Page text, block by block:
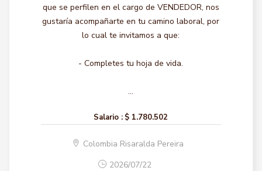
que se perfilen en el cargo de VENDEDOR, nos
gustaría acompañarte en tu camino laboral, por
lo cual te invitamos a que:
- Completes tu hoja de vida.
...
Salario : $ 1.780.502
Colombia Risaralda Pereira
2026/07/22